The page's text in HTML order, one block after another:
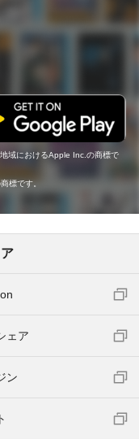
域におけるApple Inc.の商標で
標です。
ェア
ン